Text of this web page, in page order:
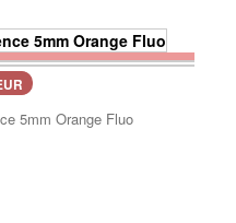
5mm Orange Fluo